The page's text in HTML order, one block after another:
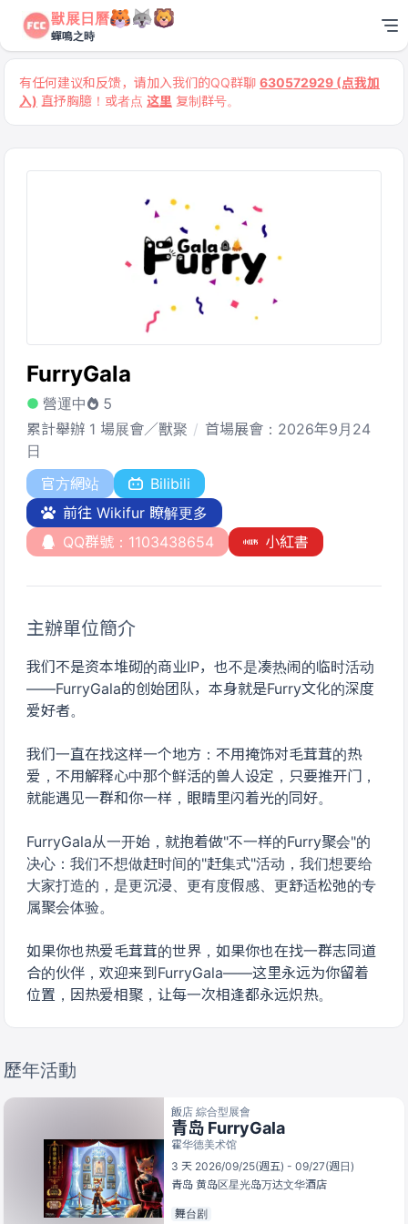
獸展日曆
蟬鳴之時
有任何建议和反馈，请加入我们的QQ群聊 630572929 (点我加
入) 直抒胸臆！或者点 这里 复制群号。
FurryGala
營運中
5
累計舉辦 1 場展會／獸聚
首場展會：2026年9月24
日
官方網站
Bilibili
前往 Wikifur 瞭解更多
QQ群號：1103438654
小紅書
主辦單位簡介
我们不是资本堆砌的商业IP，也不是凑热闹的临时活动
——FurryGala的创始团队，本身就是Furry文化的深度
爱好者。
我们一直在找这样一个地方：不用掩饰对毛茸茸的热
爱，不用解释心中那个鲜活的兽人设定，只要推开门，
就能遇见一群和你一样，眼睛里闪着光的同好。
FurryGala从一开始，就抱着做"不一样的Furry聚会"的
决心：我们不想做赶时间的"赶集式"活动，我们想要给
大家打造的，是更沉浸、更有度假感、更舒适松弛的专
属聚会体验。
如果你也热爱毛茸茸的世界，如果你也在找一群志同道
合的伙伴，欢迎来到FurryGala——这里永远为你留着
位置，因热爱相聚，让每一次相逢都永远炽热。
歷年活動
飯店 綜合型展會
青岛 FurryGala
霍华德美术馆
3 天 2026/09/25(週五) - 09/27(週日)
青岛 黄岛区星光岛万达文华酒店
舞台剧